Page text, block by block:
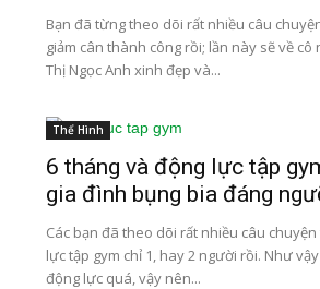
Bạn đã từng theo dõi rất nhiều câu
giảm cân thành công rồi; lần này sẽ về cô
Thị Ngọc Anh xinh đẹp và...
Thể Hình
6 tháng và động lực tập
gia đình bụng bia đáng
Các bạn đã theo dõi rất nhiều câu
lực tập gym chỉ 1, hay 2 người rồi. Như
động lực quá, vậy nên...